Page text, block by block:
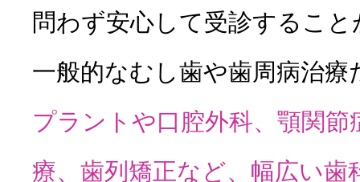
医科歯科連携
問わず安心して受診するこ
一般的なむし歯や歯周病治療
プラントや口腔外科、顎関節
療、歯列矯正など、幅広い歯